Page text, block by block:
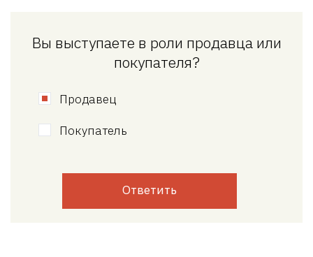
Вы выступаете в роли продавца или
покупателя?
Продавец
Покупатель
Ответить